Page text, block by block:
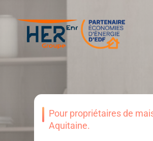
Pour propriétaires de
Aquitaine.